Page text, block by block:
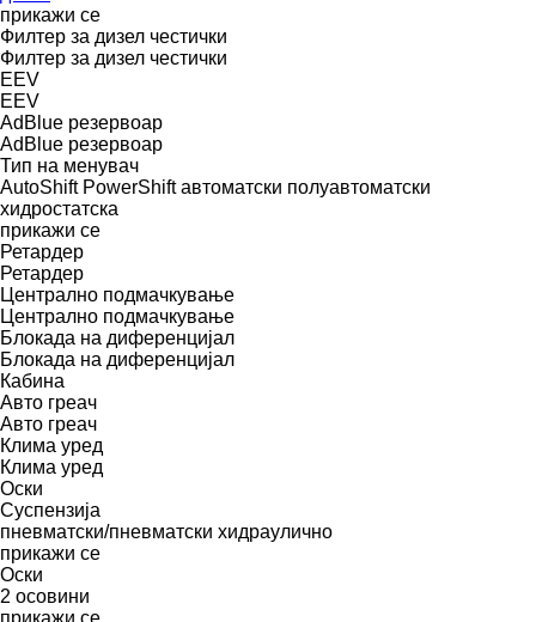
прикажи се
Филтер за дизел честички
Филтер за дизел честички
EEV
EEV
AdBlue резервоар
AdBlue резервоар
Тип на менувач
AutoShift PowerShift автоматски полуавтоматски
хидростатска
прикажи се
Ретардер
Ретардер
Централно подмачкување
Централно подмачкување
Блокада на диференцијал
Блокада на диференцијал
Кабина
Авто греач
Авто греач
Клима уред
Клима уред
Оски
Суспензија
пневматски/пневматски хидраулично
прикажи се
Оски
2 осовини
прикажи се